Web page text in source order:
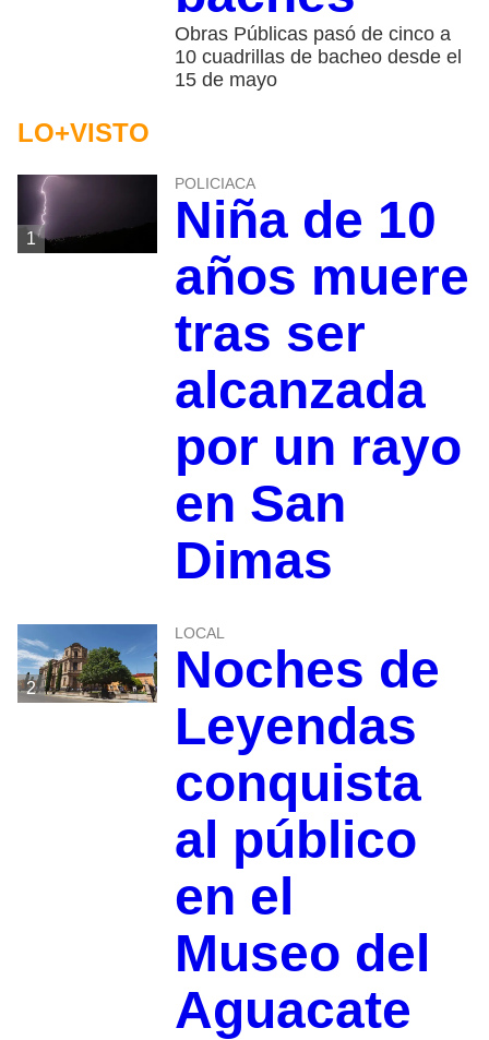
Obras Públicas pasó de cinco a
10 cuadrillas de bacheo desde el
15 de mayo
LO+VISTO
1
POLICIACA
Niña de 10
años muere
tras ser
alcanzada
por un rayo
en San
Dimas
2
LOCAL
Noches de
Leyendas
conquista
al público
en el
Museo del
Aguacate